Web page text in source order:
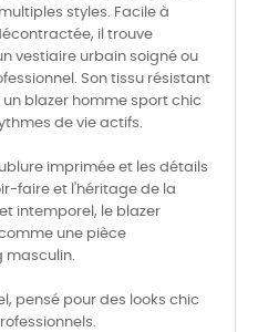
styles. Facile à
il trouve
vestiaire urbain soigné ou
Son tissu résistant
blazer homme sport chic
de vie actifs.
imprimée et les détails
faire et l'héritage de la
et intemporel, le blazer
une pièce
masculin.
pensé pour des looks chic